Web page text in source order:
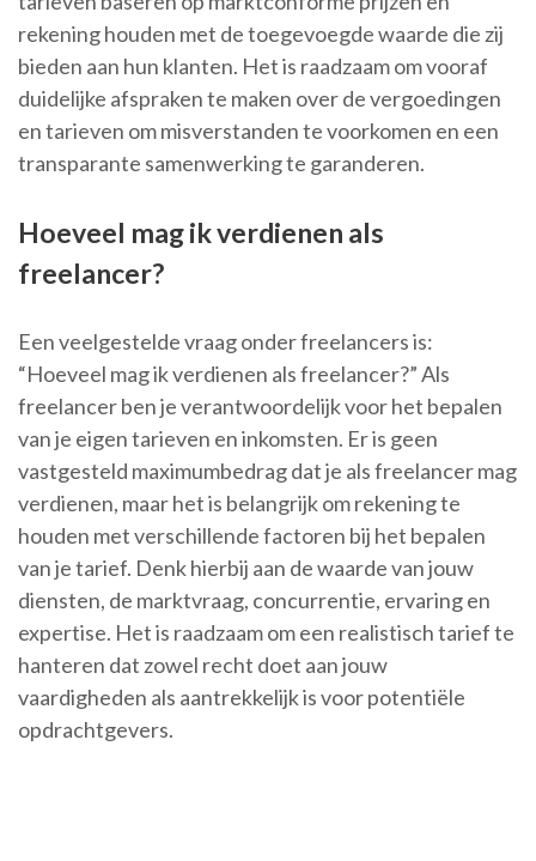
rekening houden met de toegevoegde waarde die zij
bieden aan hun klanten. Het is raadzaam om vooraf
duidelijke afspraken te maken over de vergoedingen
en tarieven om misverstanden te voorkomen en een
transparante samenwerking te garanderen.
Hoeveel mag ik verdienen als
freelancer?
Een veelgestelde vraag onder freelancers is:
“Hoeveel mag ik verdienen als freelancer?” Als
freelancer ben je verantwoordelijk voor het bepalen
van je eigen tarieven en inkomsten. Er is geen
vastgesteld maximumbedrag dat je als freelancer mag
verdienen, maar het is belangrijk om rekening te
houden met verschillende factoren bij het bepalen
van je tarief. Denk hierbij aan de waarde van jouw
diensten, de marktvraag, concurrentie, ervaring en
expertise. Het is raadzaam om een realistisch tarief te
hanteren dat zowel recht doet aan jouw
vaardigheden als aantrekkelijk is voor potentiële
opdrachtgevers.